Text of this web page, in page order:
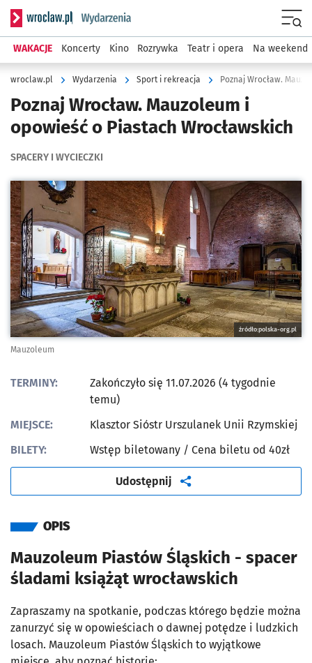
Serwis informacyjny wroclaw.pl podserwis: Wydarzenia
WAKACJE Koncerty Kino Rozrywka Teatr i opera Na weekend
wroclaw.pl Wydarzenia Sport i rekreacja Poznaj Wrocław.
Poznaj Wrocław. Mauzoleum i
opowieść o Piastach Wrocławskich
SPACERY I WYCIECZKI
Kliknij, aby powiększyć
źródło:polska-org.pl
Mauzoleum
TERMINY:
Zakończyło się 11.07.2026 (4 tygodnie
temu)
MIEJSCE:
Klasztor Sióstr Urszulanek Unii Rzymskiej
BILETY:
Wstęp biletowany / Cena biletu od 40zł
Udostępnij artykuł
OPIS
Mauzoleum Piastów Śląskich - spacer
śladami książąt wrocławskich
Zapraszamy na spotkanie, podczas którego będzie można
zanurzyć się w opowieściach o dawnej potędze i ludzkich
losach. Mauzoleum Piastów Śląskich to wyjątkowe